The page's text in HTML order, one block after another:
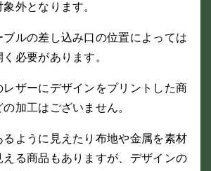
外となります。
ブルの差し込み口の位置によっては
必要があります。
レザーにデザインをプリントした商
加工はございません。
るように見えたり布地や金属を素材
える商品もありますが、デザインの